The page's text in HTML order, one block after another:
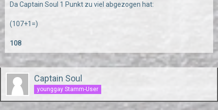
Da Captain Soul 1 Punkt zu viel abgezogen hat:
(107+1=)
108
Captain Soul
younggay Stamm-User